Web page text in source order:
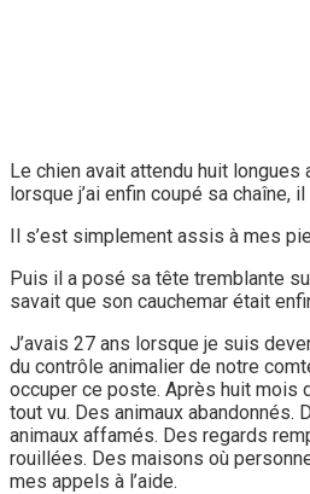
Le chien avait attendu huit longues
lorsque j’ai enfin coupé sa chaîne,
Il s’est simplement assis à mes
Puis il a posé sa tête tremblante
savait que son cauchemar était
J’avais 27 ans lorsque je suis
du contrôle animalier de notre
occuper ce poste. Après huit mois
tout vu. Des animaux abandonnés.
animaux affamés. Des regards
rouillées. Des maisons où
mes appels à l’aide.